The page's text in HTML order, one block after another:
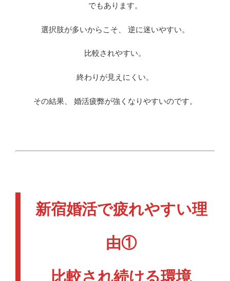
でもあります。
選択肢が多いからこそ、 逆に迷いやすい。
比較されやすい。
終わりが見えにくい。
その結果、 婚活疲弊が強くなりやすいのです。
新宿婚活で疲れやすい理
由①
比較され続ける環境